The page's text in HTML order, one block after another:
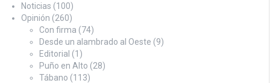
Noticias (100)
Opinión (260)
Con firma (74)
Desde un alambrado al Oeste (9)
Editorial (1)
Puño en Alto (28)
Tábano (113)